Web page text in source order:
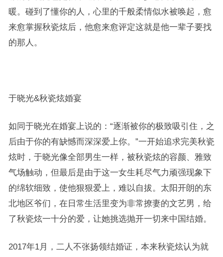
暖。碰到了懂你的人，心里的千般柔情似水被唤起，愈
来愈掌握秋瓷炫后，他愈来愈评定这就是他一辈子要找
的那人。
于晓光&秋瓷炫婚宴
如同于晓光在婚宴上说的：“逐渐被你的极致吸引住，之
后由于你的有缺憾而深深爱上你。”一开始追求完美秋瓷
炫时，于晓光像全部男生一样，被秋瓷炫的容颜、雅致
气场触动，但最后是由于这一女生耗尽气力顽强现象下
的绵软细致，使他狠狠爱上，难以自拔。太阳开朗的东
北地区爷们，在日常生活里变为非常撩妻的文艺男，给
了秋瓷炫一十分的爱，让她挑选抛开一切来中国结婚。
2017年1月，二人不张扬领结婚证，本来秋瓷炫认为就